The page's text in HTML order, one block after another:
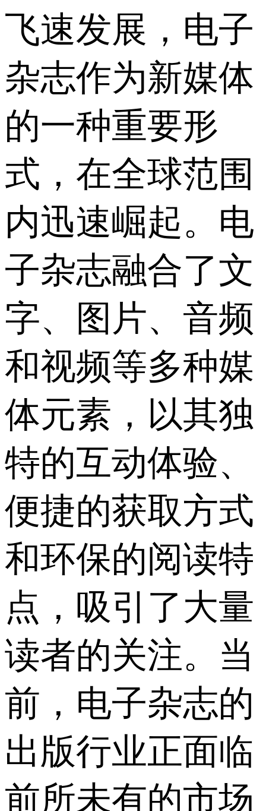
飞速发展，电子
杂志作为新媒体
的一种重要形
式，在全球范围
内迅速崛起。电
子杂志融合了文
字、图片、音频
和视频等多种媒
体元素，以其独
特的互动体验、
便捷的获取方式
和环保的阅读特
点，吸引了大量
读者的关注。当
前，电子杂志的
出版行业正面临
前所未有的市场